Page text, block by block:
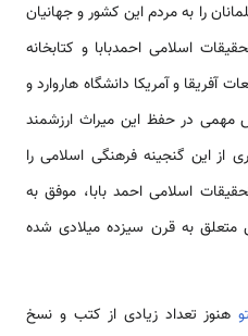
را به مردم این کشور و جهانیان
اسلامی احمدبابا و کتابخانه
آفریقا و آمریکا دانشگاه‌‌ هاروارد و
مهمی در حفظ این میراث ارزشمند
از این گنجینه فرهنگی اسلامی را
اسلامی احمد بابا، موفق به
متعلق به قرن سیزده میلادی شده
هنوز تعداد زیادی از کتب و نسخ